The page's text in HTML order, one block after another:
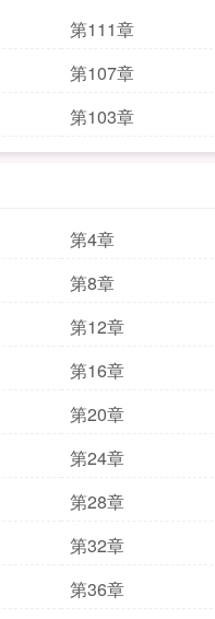
第111章
第107章
第103章
第4章
第8章
第12章
第16章
第20章
第24章
第28章
第32章
第36章